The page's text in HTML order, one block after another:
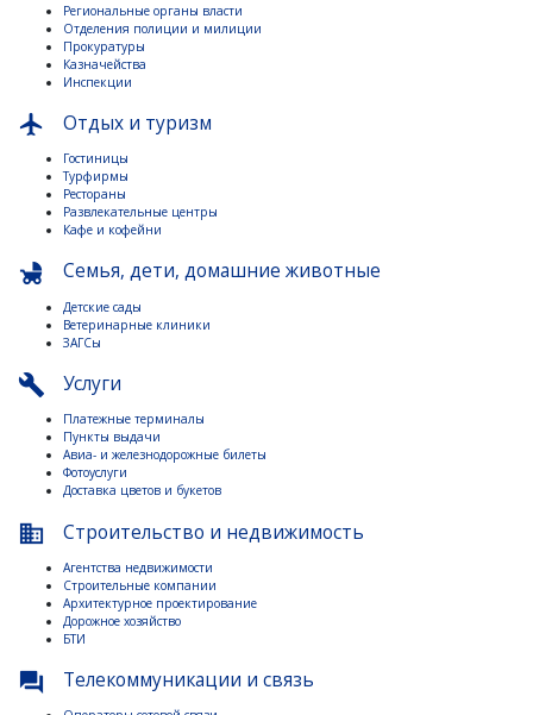
Региональные органы власти
Отделения полиции и милиции
Прокуратуры
Казначейства
Инспекции
flight Отдых и туризм
Гостиницы
Турфирмы
Рестораны
Развлекательные центры
Кафе и кофейни
child_friendly Семья, дети, домашние животные
Детские сады
Ветеринарные клиники
ЗАГСы
build Услуги
Платежные терминалы
Пункты выдачи
Авиа- и железнодорожные билеты
Фотоуслуги
Доставка цветов и букетов
business Строительство и недвижимость
Агентства недвижимости
Строительные компании
Архитектурное проектирование
Дорожное хозяйство
БТИ
question_answer Телекоммуникации и связь